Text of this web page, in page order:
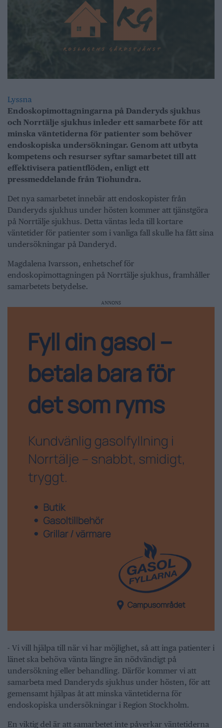
Lyssna
Endoskopimottagningarna på Danderyds sjukhus
och Norrtälje sjukhus inleder ett samarbete för att
minska väntetiderna för patienter som behöver
endoskopiska undersökningar. Genom att utbyta
kompetens och resurser syftar samarbetet till att
effektivisera patientflöden, enligt ett
pressmeddelande från Tiohundra.
Det nya samarbetet innebär att endoskopister från
Danderyds sjukhus under hösten kommer att tjänstgöra
på Norrtälje sjukhus. Detta väntas leda till kortare
väntetider för patienter som i vanliga fall skulle ha fått sina
undersökningar på Danderyd.
Magdalena Ivarsson, enhetschef för
endoskopimottagningen på Norrtälje sjukhus, framhåller
samarbetets betydelse.
ANNONS
- Vi vill hjälpa till när vi har möjlighet, så att inga patienter i
länet ska behöva vänta längre än nödvändigt på
undersökning eller behandling. Därför kommer vi att
samarbeta med Danderyds sjukhus under hösten, för att
gemensamt hjälpas åt att minska väntetiderna för
endoskopiska undersökningar i Region Stockholm.
En viktig del är att samarbetet inte påverkar väntetiderna